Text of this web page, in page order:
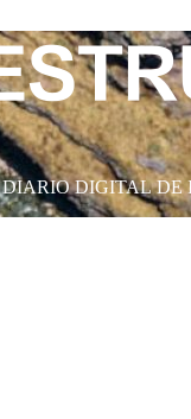
DIARIO DIGITAL DE